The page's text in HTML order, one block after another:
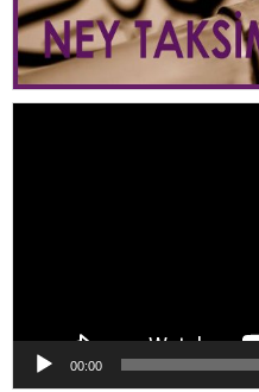
00:00